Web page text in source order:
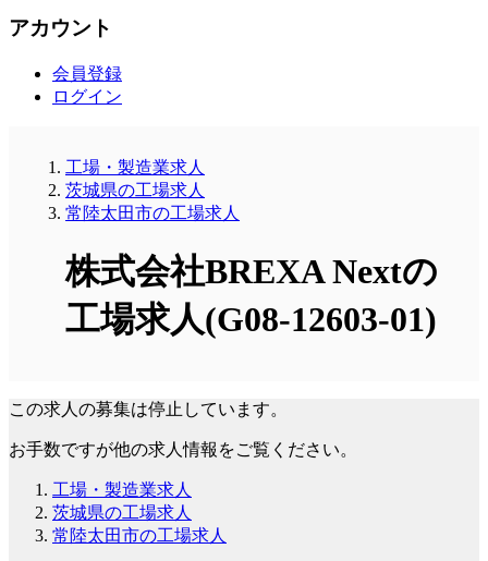
アカウント
会員登録
ログイン
工場・製造業求人
茨城県の工場求人
常陸太田市の工場求人
株式会社BREXA Nextの
工場求人(G08-12603-01)
この求人の募集は停止しています。
お手数ですが他の求人情報をご覧ください。
工場・製造業求人
茨城県の工場求人
常陸太田市の工場求人